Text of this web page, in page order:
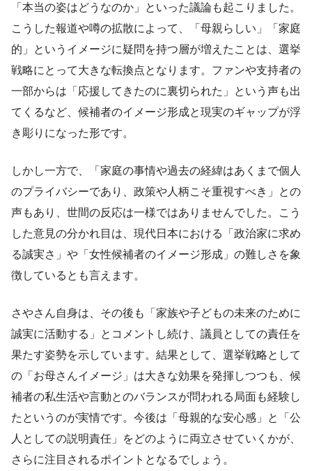
「本当の姿はどうなのか」といった議論も起こりました。
こうした報道や噂の拡散によって、「母親らしい」「家庭
的」というイメージに疑問を持つ層が増えたことは、選挙
戦略にとって大きな転換点となります。ファンや支持者の
一部からは「応援してきたのに裏切られた」という声も出
てくるなど、候補者のイメージ形成と現実のギャップが浮
き彫りになった形です。
しかし一方で、「家庭の事情や過去の経緯はあくまで個人
のプライバシーであり、政策や人柄こそ重視すべき」との
声もあり、世間の反応は一様ではありませんでした。こう
した意見の分かれ目は、現代日本における「政治家に求め
る誠実さ」や「女性候補者のイメージ形成」の難しさを象
徴しているとも言えます。
さやさん自身は、その後も「家族や子どもの未来のために
誠実に活動する」とコメントし続け、議員としての責任を
果たす姿勢を示しています。結果として、選挙戦略として
の「お母さんイメージ」は大きな効果を発揮しつつも、候
補者の私生活や言動とのバランスが問われる局面も経験し
たというのが実情です。今後は「母親的な安心感」と「公
人としての説明責任」をどのように両立させていくかが、
さらに注目されるポイントとなるでしょう。